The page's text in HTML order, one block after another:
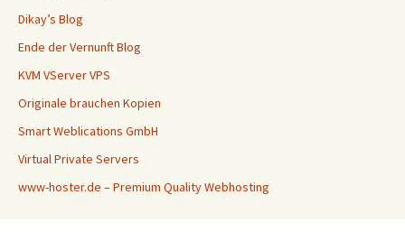
Dikay’s Blog
Ende der Vernunft Blog
KVM VServer VPS
Originale brauchen Kopien
Smart Weblications GmbH
Virtual Private Servers
www-hoster.de – Premium Quality Webhosting